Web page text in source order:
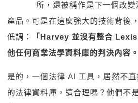
所，還被稱作是下一個改
產品。可是在這麼強大的技術背後
低調：
「Harvey 並沒有整合
他任何商業法學資料庫的判決內容。
是的，一個法律 AI 工具，居然不
的法律資料庫，這合理嗎？他們不